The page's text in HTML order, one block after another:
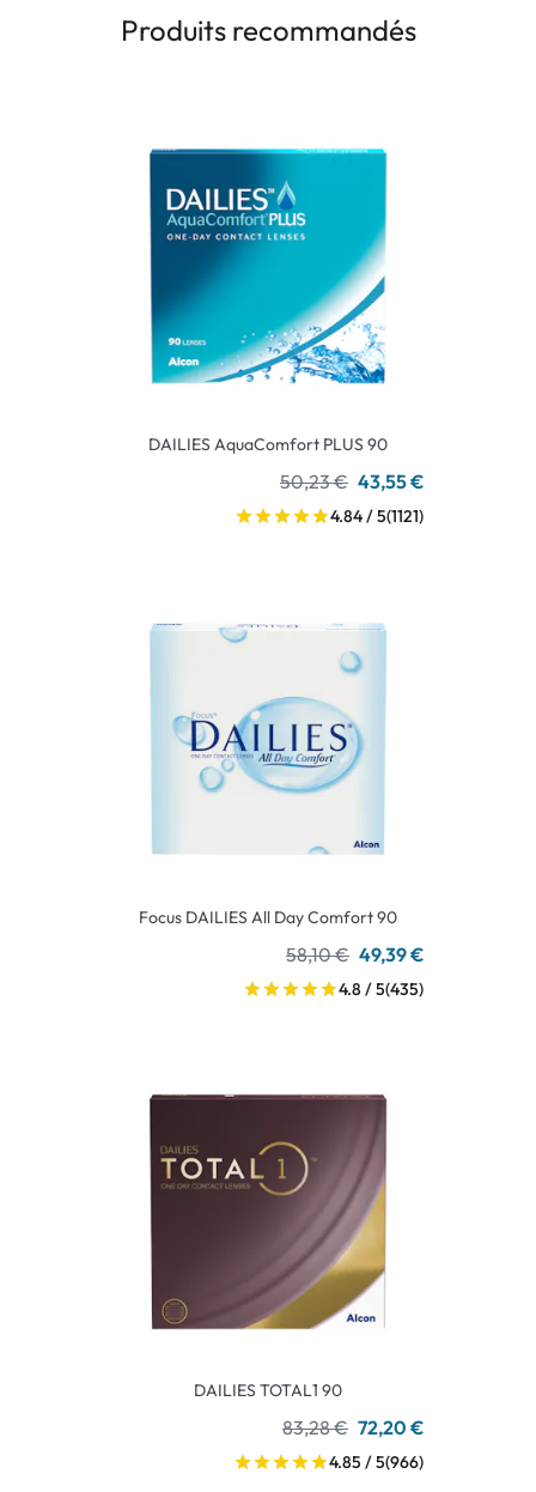
Produits recommandés
DAILIES AquaComfort PLUS 90
50,23 € 43,55 €
4.84 / 5(1121)
Focus DAILIES All Day Comfort 90
58,10 € 49,39 €
4.8 / 5(435)
DAILIES TOTAL1 90
83,28 € 72,20 €
4.85 / 5(966)